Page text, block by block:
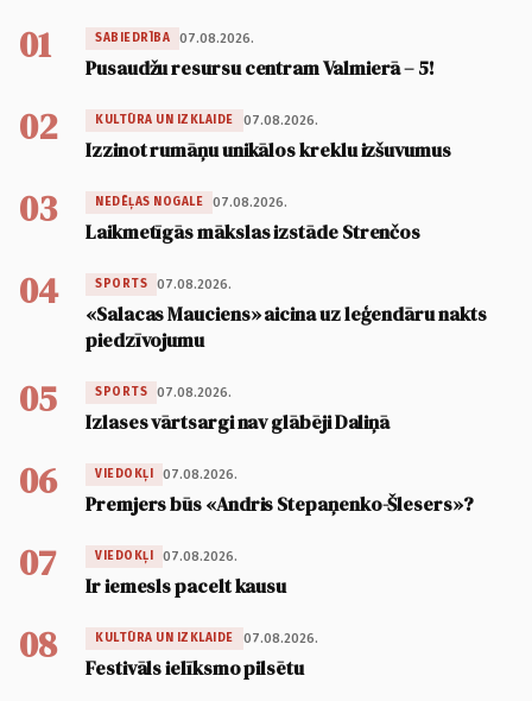
01 SABIEDRĪBA 07.08.2026.
Pusaudžu resursu centram Valmierā – 5!
02 KULTŪRA UN IZKLAIDE 07.08.2026.
Izzinot rumāņu unikālos kreklu izšuvumus
03 NEDĒĻAS NOGALE 07.08.2026.
Laikmetīgās mākslas izstāde Strenčos
04 SPORTS 07.08.2026.
«Salacas Mauciens» aicina uz leģendāru nakts
piedzīvojumu
05 SPORTS 07.08.2026.
Izlases vārtsargi nav glābēji Daliņā
06 VIEDOKĻI 07.08.2026.
Premjers būs «Andris Stepaņenko-Šlesers»?
07 VIEDOKĻI 07.08.2026.
Ir iemesls pacelt kausu
08 KULTŪRA UN IZKLAIDE 07.08.2026.
Festivāls ielīksmo pilsētu